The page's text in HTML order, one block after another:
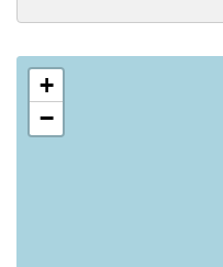
+
−